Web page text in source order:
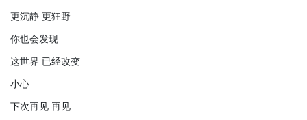
更沉静 更狂野
你也会发现
这世界 已经改变
小心
下次再见 再见